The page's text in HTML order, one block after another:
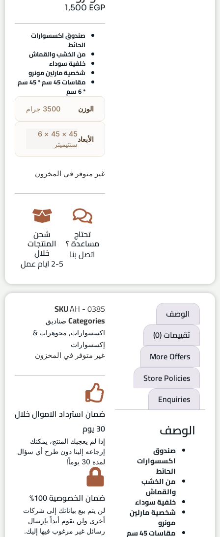
1,500 EGP
صندوق اكسسوارات
الحائط
من الخشب والقماش
خلفية سوداء
شخصية مارلين مونرو
مقاسات 45 سم * 45 سم
* 6 سم
الوزن 3500 جرام
الأبعاد
45 × 45 × 6
سنتيميتر
غير متوفر في المخزون
تحتاج
مساعدة ؟
اتصل بنا
شحن
المنتجات
خلال
2-5 ايام عمل
الوصف
تقييمات (0)
More Offers
Store Policies
Enquiries
الوصف
صندوق
اكسسوارات
الحائط
من الخشب
والقماش
خلفية سوداء
شخصية مارلين
مونرو
مقاسات 45 سم
SKUAH - 0385
Categories صناديق
اكسسوارات, مجوهرات &
إكسسوارات
غير متوفر في المخزون
ضمان استرداد الاموال خلال
30 يوم
إذا لم يعجبك المنتج، يمكنك
إرجاعه إلينا دون طرح أي سؤال
لمدة 30 يوماً!
ضمان الخصوصية 100%
لن يتم بيع بياناتك إلى شركات
أخرى ولن نقوم أبداً بإرسال
رسائل غير مرغوب فيها إليك.